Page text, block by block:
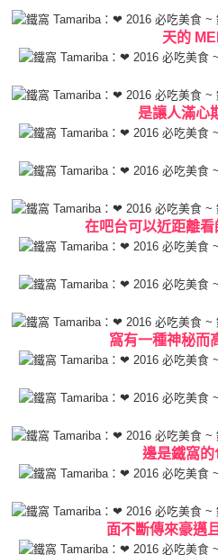
天的
是讓人滿心
在吧台可以近距離
窩有一種神秘而
邊是鐵窩的
面不斷傳來豪邁